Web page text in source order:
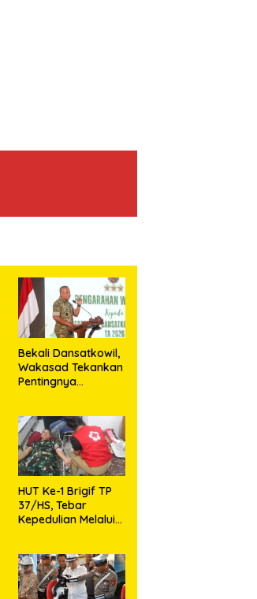
Bekali Dansatkowil,
Wakasad Tekankan
Pentingnya
HUT Ke-1 Brigif TP
37/HS, Tebar
Kepedulian Melalui
Harapan Hidup Bagi
Yang
Membutuhkan